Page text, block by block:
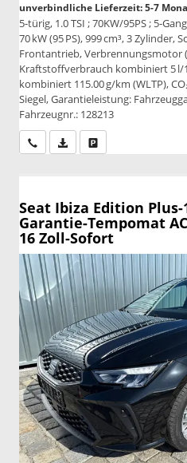
unverbindliche Lieferzeit: 5-7
5-türig, 1.0 TSI ; 70KW/95PS ; 5-
70 kW (95 PS), 999 cm³, 3 Zylinder,
Frontantrieb, Verbrennungsmotor
Kraftstoffverbrauch kombiniert 5 l/
kombiniert 115.00 g/km (WLTP),
Siegel, Garantieleistung:
Fahrzeugnr.: 128213
Wir rufen Sie an
PDF-Datei,
Seat Ibiza Edition Plus-
Garantie-Tempomat
16 Zoll-Sofort